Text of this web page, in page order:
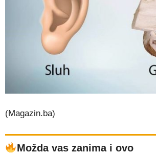
(Magazin.ba)
Možda vas zanima i ovo